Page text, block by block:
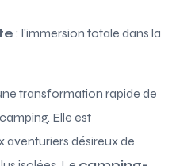
: l’immersion totale dans la
transformation rapide de
Elle est
désireux de